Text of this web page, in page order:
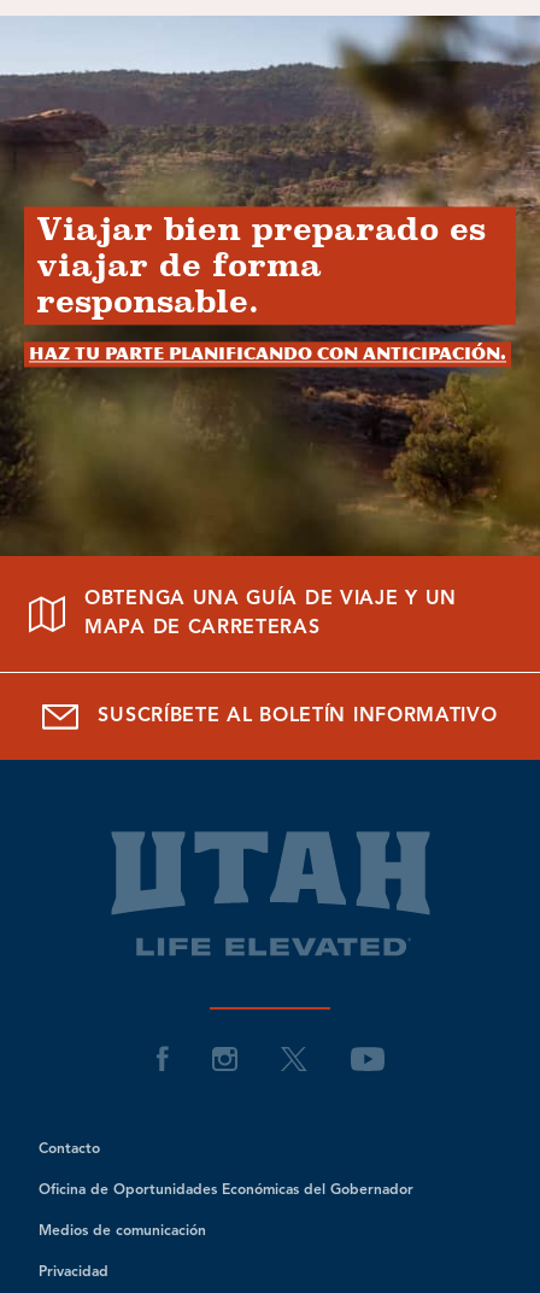
Viajar bien preparado es
viajar de forma
responsable.
Haz tu parte planificando con anticipación.
OBTENGA UNA GUÍA DE VIAJE Y UN
MAPA DE CARRETERAS
SUSCRÍBETE AL BOLETÍN INFORMATIVO
Contacto
Oficina de Oportunidades Económicas del Gobernador
Medios de comunicación
Privacidad